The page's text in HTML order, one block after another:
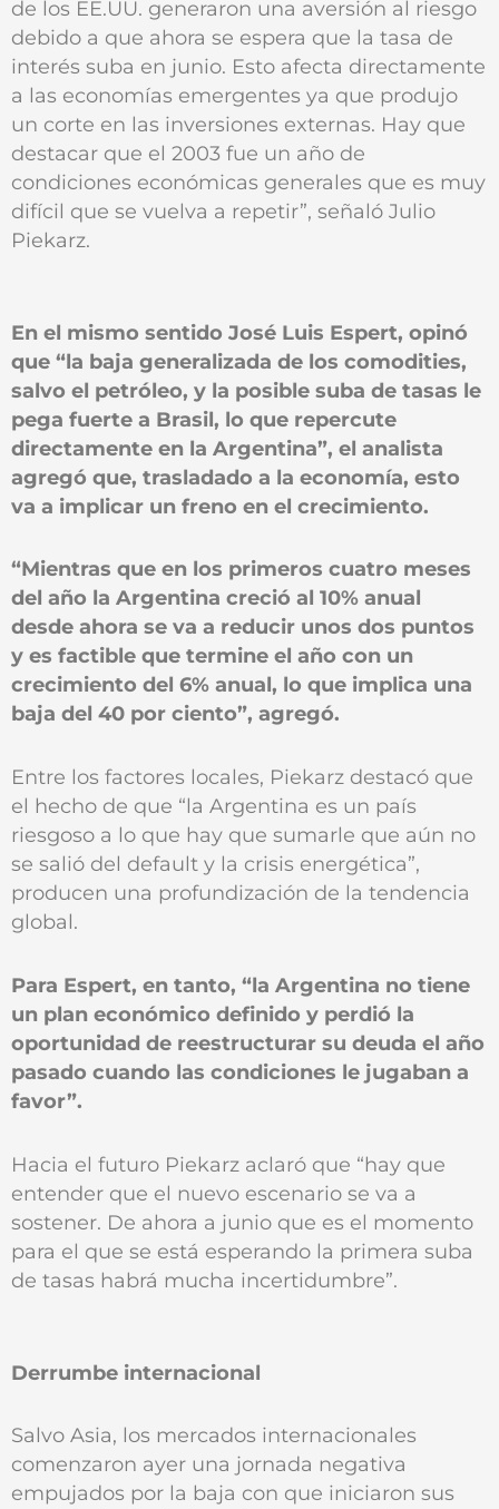
de los EE.UU. generaron una aversión al riesgo
debido a que ahora se espera que la tasa de
interés suba en junio. Esto afecta directamente
a las economías emergentes ya que produjo
un corte en las inversiones externas. Hay que
destacar que el 2003 fue un año de
condiciones económicas generales que es muy
difícil que se vuelva a repetir”, señaló Julio
Piekarz.
En el mismo sentido José Luis Espert, opinó
que “la baja generalizada de los comodities,
salvo el petróleo, y la posible suba de tasas le
pega fuerte a Brasil, lo que repercute
directamente en la Argentina”, el analista
agregó que, trasladado a la economía, esto
va a implicar un freno en el crecimiento.
“Mientras que en los primeros cuatro meses
del año la Argentina creció al 10% anual
desde ahora se va a reducir unos dos puntos
y es factible que termine el año con un
crecimiento del 6% anual, lo que implica una
baja del 40 por ciento”, agregó.
Entre los factores locales, Piekarz destacó que
el hecho de que “la Argentina es un país
riesgoso a lo que hay que sumarle que aún no
se salió del default y la crisis energética”,
producen una profundización de la tendencia
global.
Para Espert, en tanto, “la Argentina no tiene
un plan económico definido y perdió la
oportunidad de reestructurar su deuda el año
pasado cuando las condiciones le jugaban a
favor”.
Hacia el futuro Piekarz aclaró que “hay que
entender que el nuevo escenario se va a
sostener. De ahora a junio que es el momento
para el que se está esperando la primera suba
de tasas habrá mucha incertidumbre”.
Derrumbe internacional
Salvo Asia, los mercados internacionales
comenzaron ayer una jornada negativa
empujados por la baja con que iniciaron sus